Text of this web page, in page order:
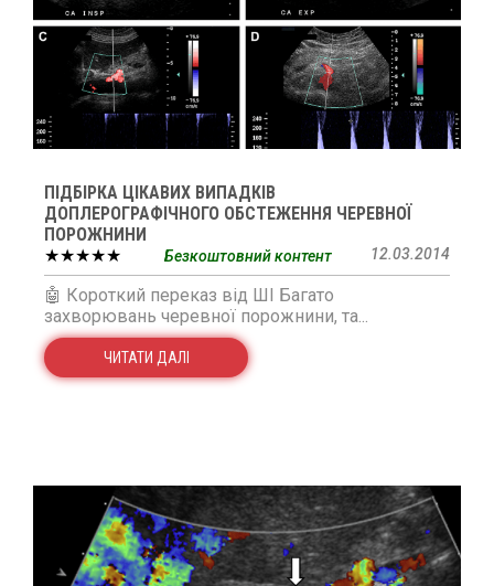
ПІДБІРКА ЦІКАВИХ ВИПАДКІВ
ДОПЛЕРОГРАФІЧНОГО ОБСТЕЖЕННЯ ЧЕРЕВНОЇ
ПОРОЖНИНИ
★★★★★
12.03.2014
Безкоштовний контент
🤖 Короткий переказ від ШІ Багато
захворювань черевної порожнини, та...
ЧИТАТИ ДАЛІ